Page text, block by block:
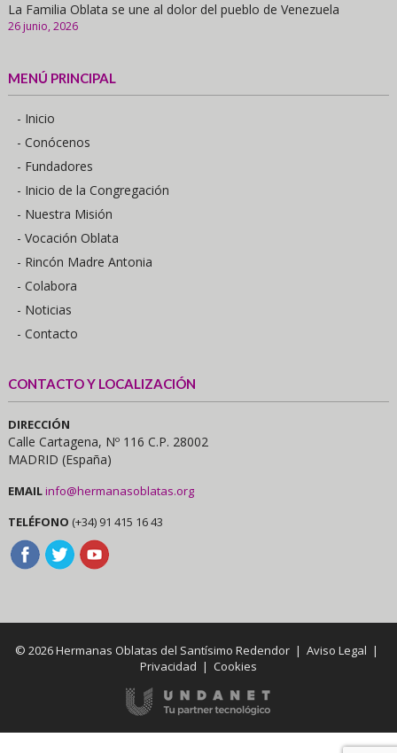
La Familia Oblata se une al dolor del pueblo de Venezuela
26 junio, 2026
MENÚ PRINCIPAL
- Inicio
- Conócenos
- Fundadores
- Inicio de la Congregación
- Nuestra Misión
- Vocación Oblata
- Rincón Madre Antonia
- Colabora
- Noticias
- Contacto
CONTACTO Y LOCALIZACIÓN
DIRECCIÓN
Calle Cartagena, Nº 116 C.P. 28002
MADRID (España)
EMAILinfo@hermanasoblatas.org
TELÉFONO (+34) 91 415 16 43
© 2026 Hermanas Oblatas del Santísimo Redendor |Aviso Legal |
Privacidad | Cookies